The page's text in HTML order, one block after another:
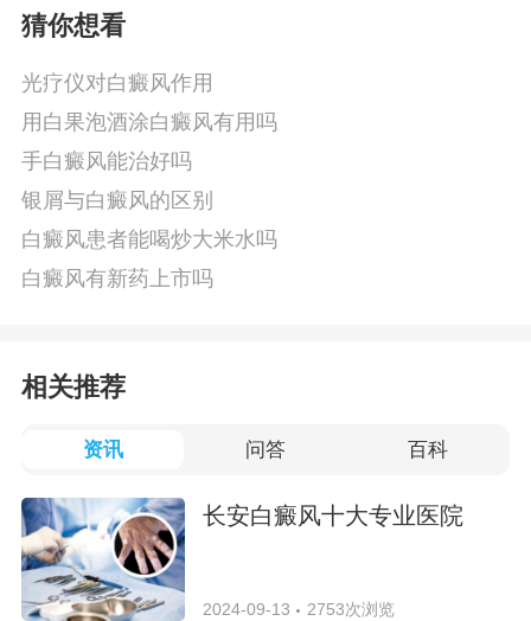
猜你想看
光疗仪对白癜风作用
用白果泡酒涂白癜风有用吗
手白癜风能治好吗
银屑与白癜风的区别
白癜风患者能喝炒大米水吗
白癜风有新药上市吗
相关推荐
资讯 问答 百科
长安白癜风十大专业医院
2024-09-13 2753次浏览